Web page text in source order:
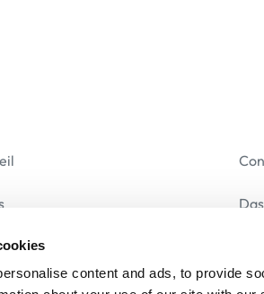
content and ads, to provide